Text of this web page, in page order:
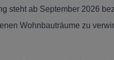
steht ab September 2026
Wohnbauträume zu